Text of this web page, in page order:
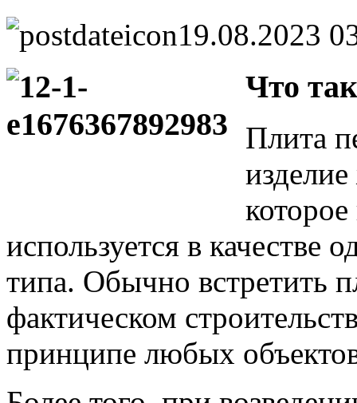
19.08.2023
Что
Плита
используется в качестве
типа. Обычно встретить
фактическом
принципе любых